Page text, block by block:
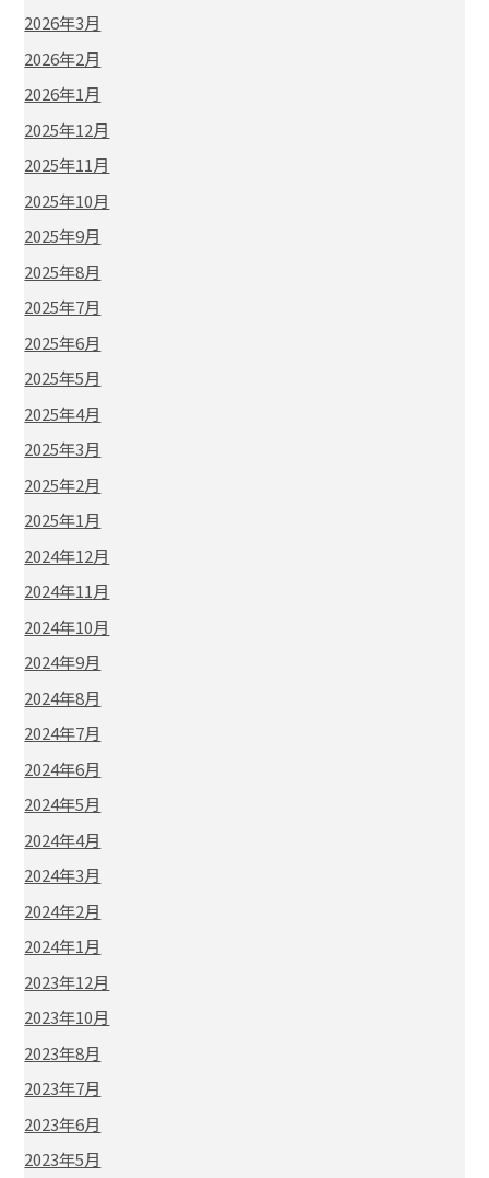
2026年3月
2026年2月
2026年1月
2025年12月
2025年11月
2025年10月
2025年9月
2025年8月
2025年7月
2025年6月
2025年5月
2025年4月
2025年3月
2025年2月
2025年1月
2024年12月
2024年11月
2024年10月
2024年9月
2024年8月
2024年7月
2024年6月
2024年5月
2024年4月
2024年3月
2024年2月
2024年1月
2023年12月
2023年10月
2023年8月
2023年7月
2023年6月
2023年5月